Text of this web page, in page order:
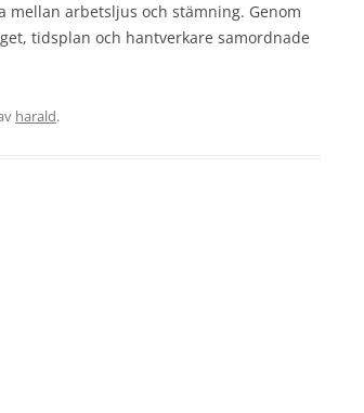
mellan arbetsljus och stämning. Genom
tidsplan och hantverkare samordnade
harald.